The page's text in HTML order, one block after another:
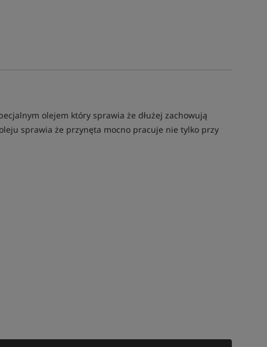
olejem który sprawia że dłużej zachowują
sprawia że przynęta mocno pracuje nie tylko przy